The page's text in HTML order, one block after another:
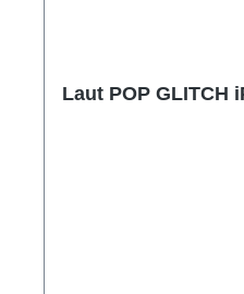
Laut POP GLITCH